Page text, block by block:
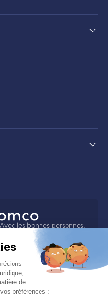
les bonnes personnes.
sur